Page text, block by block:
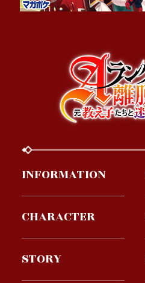
INFORMATION
CHARACTER
STORY